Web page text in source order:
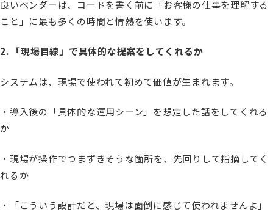
良いベンダーは、コードを書く前に「お客様の仕事を理解する
こと」に最も多くの時間と情熱を使います。
2. 「現場目線」で具体的な提案をしてくれるか
システムは、現場で使われて初めて価値が生まれます。
・導入後の「具体的な運用シーン」を想定した話をしてくれる
か
・現場が操作でつまずきそうな箇所を、先回りして指摘してく
れるか
・「こういう設計だと、現場は面倒に感じて使われませんよ」